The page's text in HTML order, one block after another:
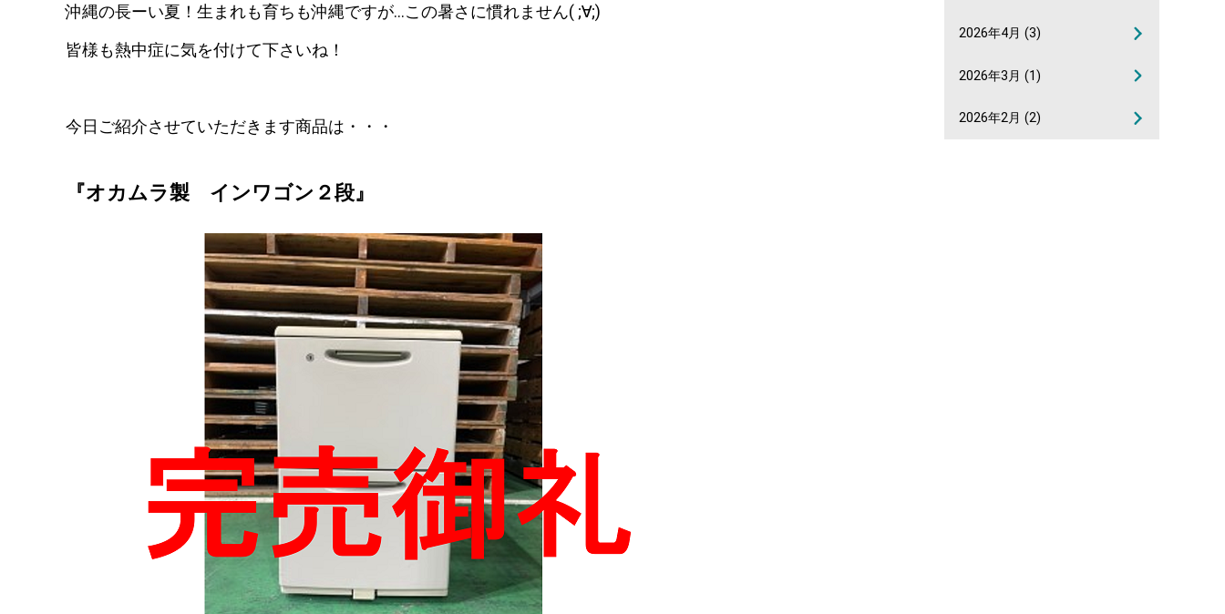
沖縄の長ーい夏！生まれも育ちも沖縄ですが…この暑さに慣れません( ;∀;)
皆様も熱中症に気を付けて下さいね！
今日ご紹介させていただきます商品は・・・
『オカムラ製 インワゴン２段』
2026年4月 (3)
2026年3月 (1)
2026年2月 (2)